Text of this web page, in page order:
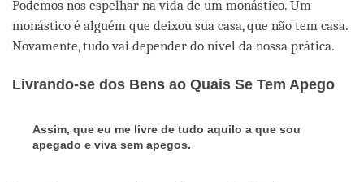
Podemos nos espelhar na vida de um monástico. Um
monástico é alguém que deixou sua casa, que não tem casa.
Novamente, tudo vai depender do nível da nossa prática.
Livrando-se dos Bens ao Quais Se Tem Apego
Assim, que eu me livre de tudo aquilo a que sou
apegado e viva sem apegos.